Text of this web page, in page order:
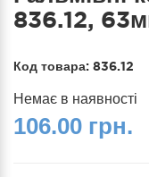
836.12,
Код товара: 836.12
Немає в наявності
106.00 грн.